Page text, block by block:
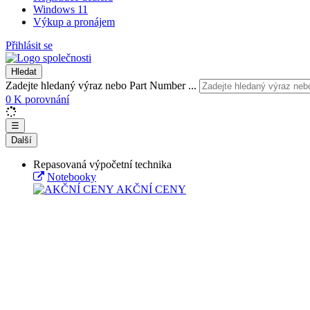
Windows 11
Výkup a pronájem
Přihlásit se
Hledat
Zadejte hledaný výraz nebo Part Number ...
0 K porovnání
☰
Další
Repasovaná výpočetní technika
Notebooky
AKČNÍ CENY